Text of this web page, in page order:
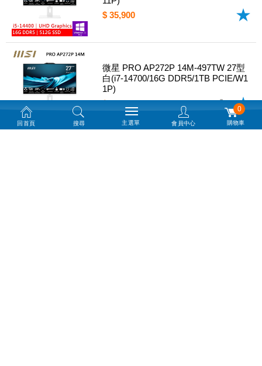
$ 35,900
微星 PRO AP272P 14M-497TW 27型
白(i7-14700/16G DDR5/1TB PCIE/W1
1P)
$ 40,900
回首頁 搜尋 主選單 會員中心
0
購物車